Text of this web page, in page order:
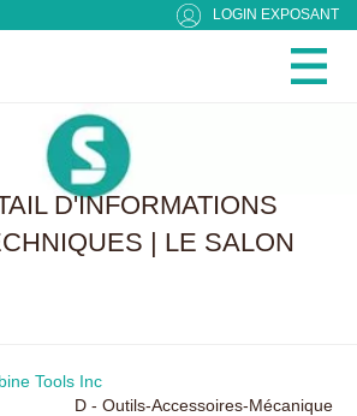
LOGIN EXPOSANT
D'INFORMATIONS
| LE SALON
Tools Inc
D - Outils-Accessoires-Mécanique